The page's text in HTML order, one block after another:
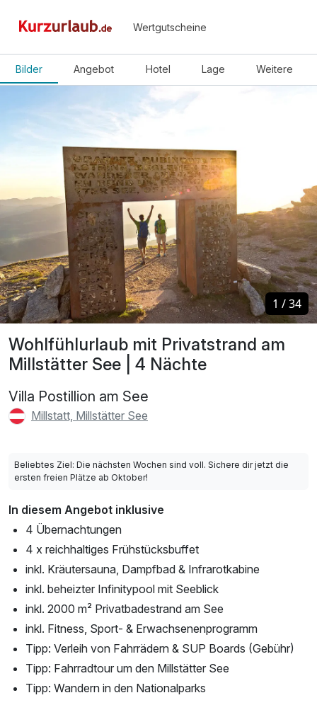
Wertgutscheine
Bilder Angebot Hotel Lage Weitere
Wohlfühlurlaub mit Privatstrand am
Millstätter See | 4 Nächte
Villa Postillion am See
Millstatt, Millstätter See
1 /34
1 /34
Beliebtes Ziel: Die nächsten Wochen sind voll. Sichere dir jetzt die
ersten freien Plätze ab Oktober!
In diesem Angebot inklusive
4 Übernachtungen
4 x reichhaltiges Frühstücksbuffet
inkl. Kräutersauna, Dampfbad & Infrarotkabine
inkl. beheizter Infinitypool mit Seeblick
inkl. 2000 m² Privatbadestrand am See
inkl. Fitness, Sport- & Erwachsenenprogramm
Tipp: Verleih von Fahrrädern & SUP Boards (Gebühr)
Tipp: Fahrradtour um den Millstätter See
Tipp: Wandern in den Nationalparks